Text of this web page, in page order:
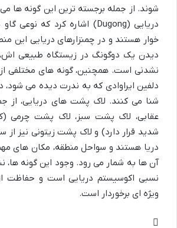
شوند. از جمله برجسته ترین این گونه ها
دریایی (Dugong)
اشاره کرد که نوعی گاو
خوار هستند و در چمنزارهای دریایی این
دیدن یک دوگونگ در زیستگاه طبیعی
نشدنی است. همچنین، گونه های مختلفی از
دلفین ایراوادی که به ندرت دیده می شود،
شنا می کنند. لاک پشت های دریایی، از
عقابی، لاک پشت سبز، لاک پشت چرمی
شدید قرار دارد) و لاک پشت زیتونی نیز از
دریا هستند و سواحل منطقه، مکان های
آن ها به شمار می رود. وجود این گونه
نسبی اکوسیستم دریایی است و حفاظت
ویژه ای برخوردار است.